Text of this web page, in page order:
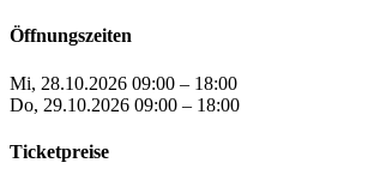
IT-Architekten
Administratoren
Öffnungszeiten
Mi, 28.10.2026 09:00 – 18:00
Do, 29.10.2026 09:00 – 18:00
Ticketpreise